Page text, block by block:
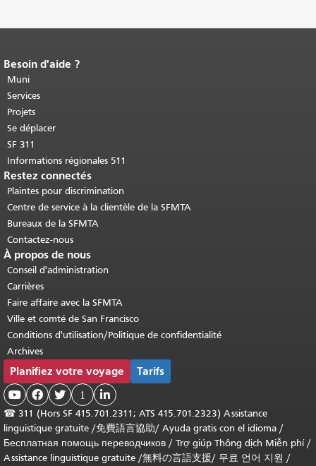
Fin du contenu de la page.
cette page se répète sur chaque page.
Retour au haut du contenu principal
Besoin d'aide ?
Muni
Services
Projets
Se déplacer
SF 311
Informations régionales 511
Restez connectés
Plaintes pour discrimination
Centre de service à la clientèle de la SFMTA
Bureaux de la SFMTA
Contactez-nous
À propos de nous
Conseil d'administration
Carrières
Faire affaire avec la SFMTA
Ville et comté de San Francisco
Conditions d'utilisation/Politique de confidentialité
Archives
Planifiez votre voyage Tarifs
   1 
☎ 311 (Hors SF 415.701.2311; ATS 415.701.2323) Assistance
linguistique gratuite /免費語言協助/ Ayuda gratis con el idioma /
Бесплатная помощь переводчиков / Trợ giúp Thông dịch Miễn phí/
Assistance linguistique gratuite /無料の言語支援/ 무료 언어 지원 /